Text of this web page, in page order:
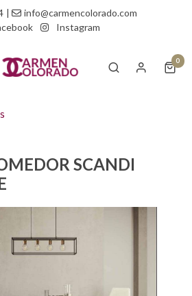
|
info@carmencolorado.com
Instagram
0
SCANDI